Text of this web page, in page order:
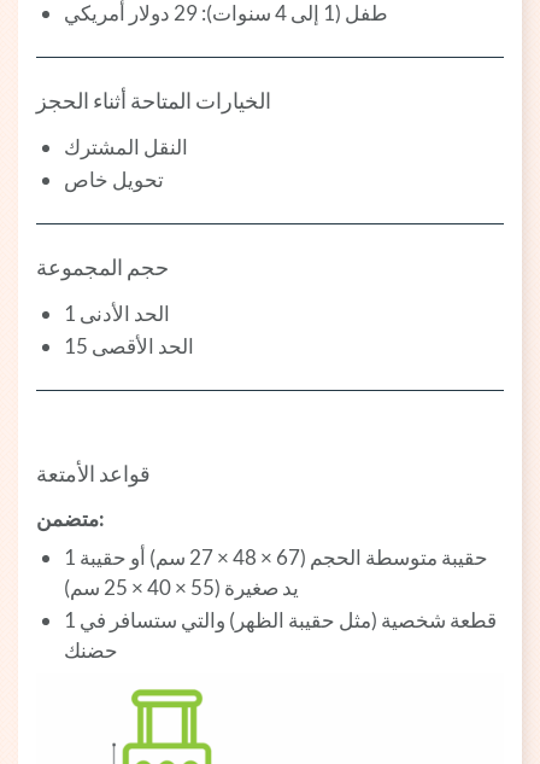
طفل (1 إلى 4 سنوات): 29 دولار أمريكي
الخيارات المتاحة أثناء الحجز
النقل المشترك
تحويل خاص
حجم المجموعة
الحد الأدنى 1
الحد الأقصى 15
قواعد الأمتعة
متضمن:
1 حقيبة متوسطة الحجم (67 × 48 × 27 سم) أو حقيبة
يد صغيرة (55 × 40 × 25 سم)
1 قطعة شخصية (مثل حقيبة الظهر) والتي ستسافر في
حضنك